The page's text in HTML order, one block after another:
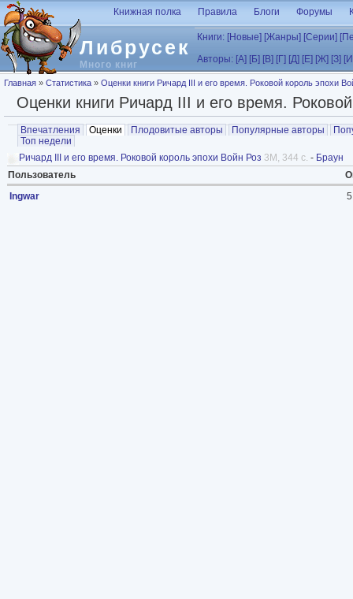
Перейти к основному содержанию
Либрусек
Много книг
Книжная полка Правила Блоги Форумы
Книги: [Новые] [Жанры] [Серии]
Авторы: [А] [Б] [В] [Г] [Д] [Е] [Ж] [З]
Вы здесь
Главная » Статистика » Оценки книги Ричард III и его время. Роковой король эпохи
Оценки книги Ричард III и его время.
Главные вкладки
Впечатления Оценки (активная вкладка)
Плодовитые авторы Популярные авторы
Топ недели
Ричард III и его время. Роковой король эпохи Войн Роз 3M, 344 с. - Браун
Пользователь
Ingwar
5